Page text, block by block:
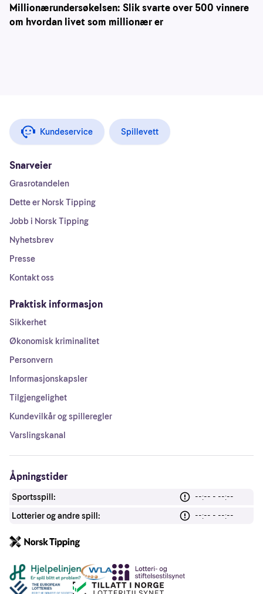
Millionærundersøkelsen: Slik svarte over 500 vinnere
om hvordan livet som millionær er
Kundeservice Spillevett
Snarveier
Grasrotandelen
Dette er Norsk Tipping
Jobb i Norsk Tipping
Nyhetsbrev
Presse
Kontakt oss
Praktisk informasjon
Sikkerhet
Økonomisk kriminalitet
Personvern
Informasjonskapsler
Tilgjengelighet
Kundevilkår og spilleregler
Varslingskanal
Åpningstider
Sportsspill:
--:-- - --:--
Lotterier og andre spill:
--:-- - --:--
Andre lenker